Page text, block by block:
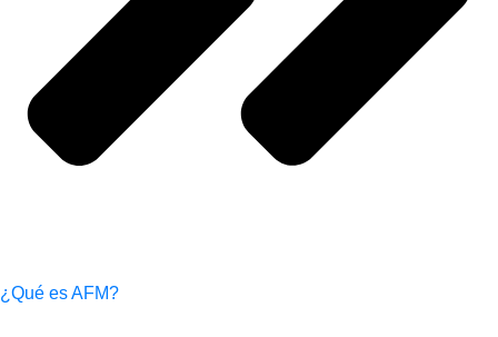
¿Qué es AFM?